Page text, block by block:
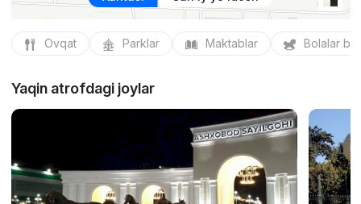
Ovqat Parklar Maktablar Bolalar
Yaqin atrofdagi joylar